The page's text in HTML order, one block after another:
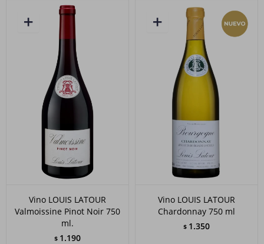
Vino LOUIS LATOUR
Valmoissine Pinot Noir 750
ml.
$ 1.190
Vino LOUIS LATOUR
Chardonnay 750 ml
$ 1.350